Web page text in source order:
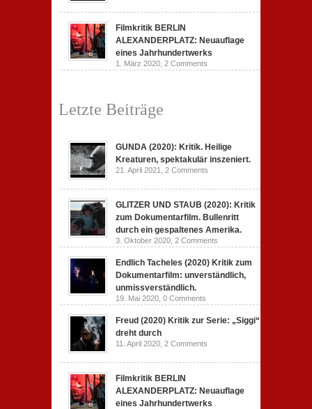
Filmkritik BERLIN
ALEXANDERPLATZ: Neuauflage
eines Jahrhundertwerks
1. März 2020, 2 Comments
Letzte Beiträge
GUNDA (2020): Kritik. Heilige
Kreaturen, spektakulär inszeniert.
21. April 2021, 2 Comments
GLITZER UND STAUB (2020): Kritik
zum Dokumentarfilm. Bullenritt
durch ein gespaltenes Amerika.
3. Oktober 2020, 2 Comments
Endlich Tacheles (2020) Kritik zum
Dokumentarfilm: unverständlich,
unmissverständlich.
19. Mai 2020, 0 Comments
Freud (2020) Kritik zur Serie: „Siggi“
dreht durch
11. April 2020, 2 Comments
Filmkritik BERLIN
ALEXANDERPLATZ: Neuauflage
eines Jahrhundertwerks